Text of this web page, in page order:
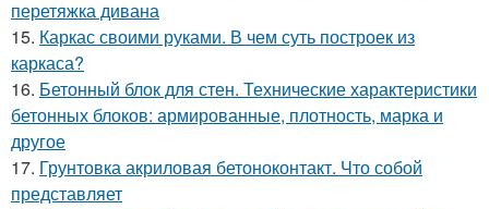
перетяжка дивана
15. Каркас своими руками. В чем суть построек из
каркаса?
16. Бетонный блок для стен. Технические характеристики
бетонных блоков: армированные, плотность, марка и
другое
17. Грунтовка акриловая бетоноконтакт. Что собой
представляет